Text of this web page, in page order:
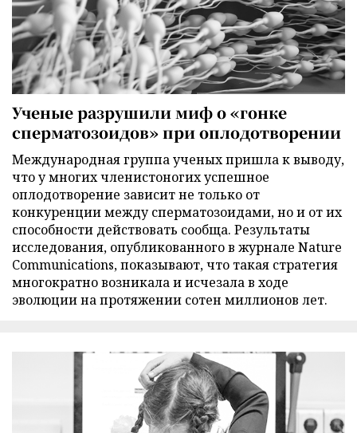
Ученые разрушили миф о «гонке
сперматозоидов» при оплодотворении
Международная группа ученых пришла к выводу,
что у многих членистоногих успешное
оплодотворение зависит не только от
конкуренции между сперматозоидами, но и от их
способности действовать сообща. Результаты
исследования, опубликованного в журнале Nature
Communications, показывают, что такая стратегия
многократно возникала и исчезала в ходе
эволюции на протяжении сотен миллионов лет.